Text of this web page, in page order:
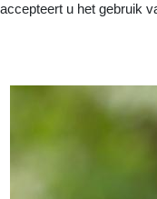
accepteert u het gebruik